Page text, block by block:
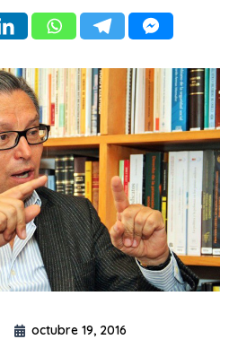
octubre 19, 2016